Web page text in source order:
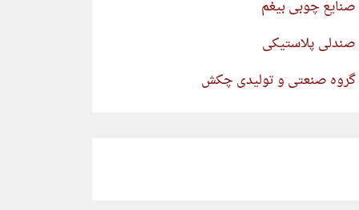
صنایع چوبی بیغم
صندلی پلاستیکی
گروه صنعتی و تولیدی چکش